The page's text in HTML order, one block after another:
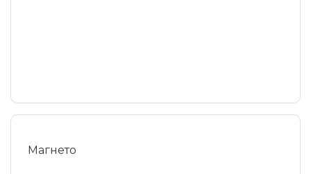
Магнето